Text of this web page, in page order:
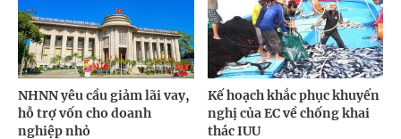
NHNN yêu cầu giảm lãi vay,
hỗ trợ vốn cho doanh
nghiệp nhỏ
Kế hoạch khắc phục khuyến
nghị của EC về chống khai
thác IUU